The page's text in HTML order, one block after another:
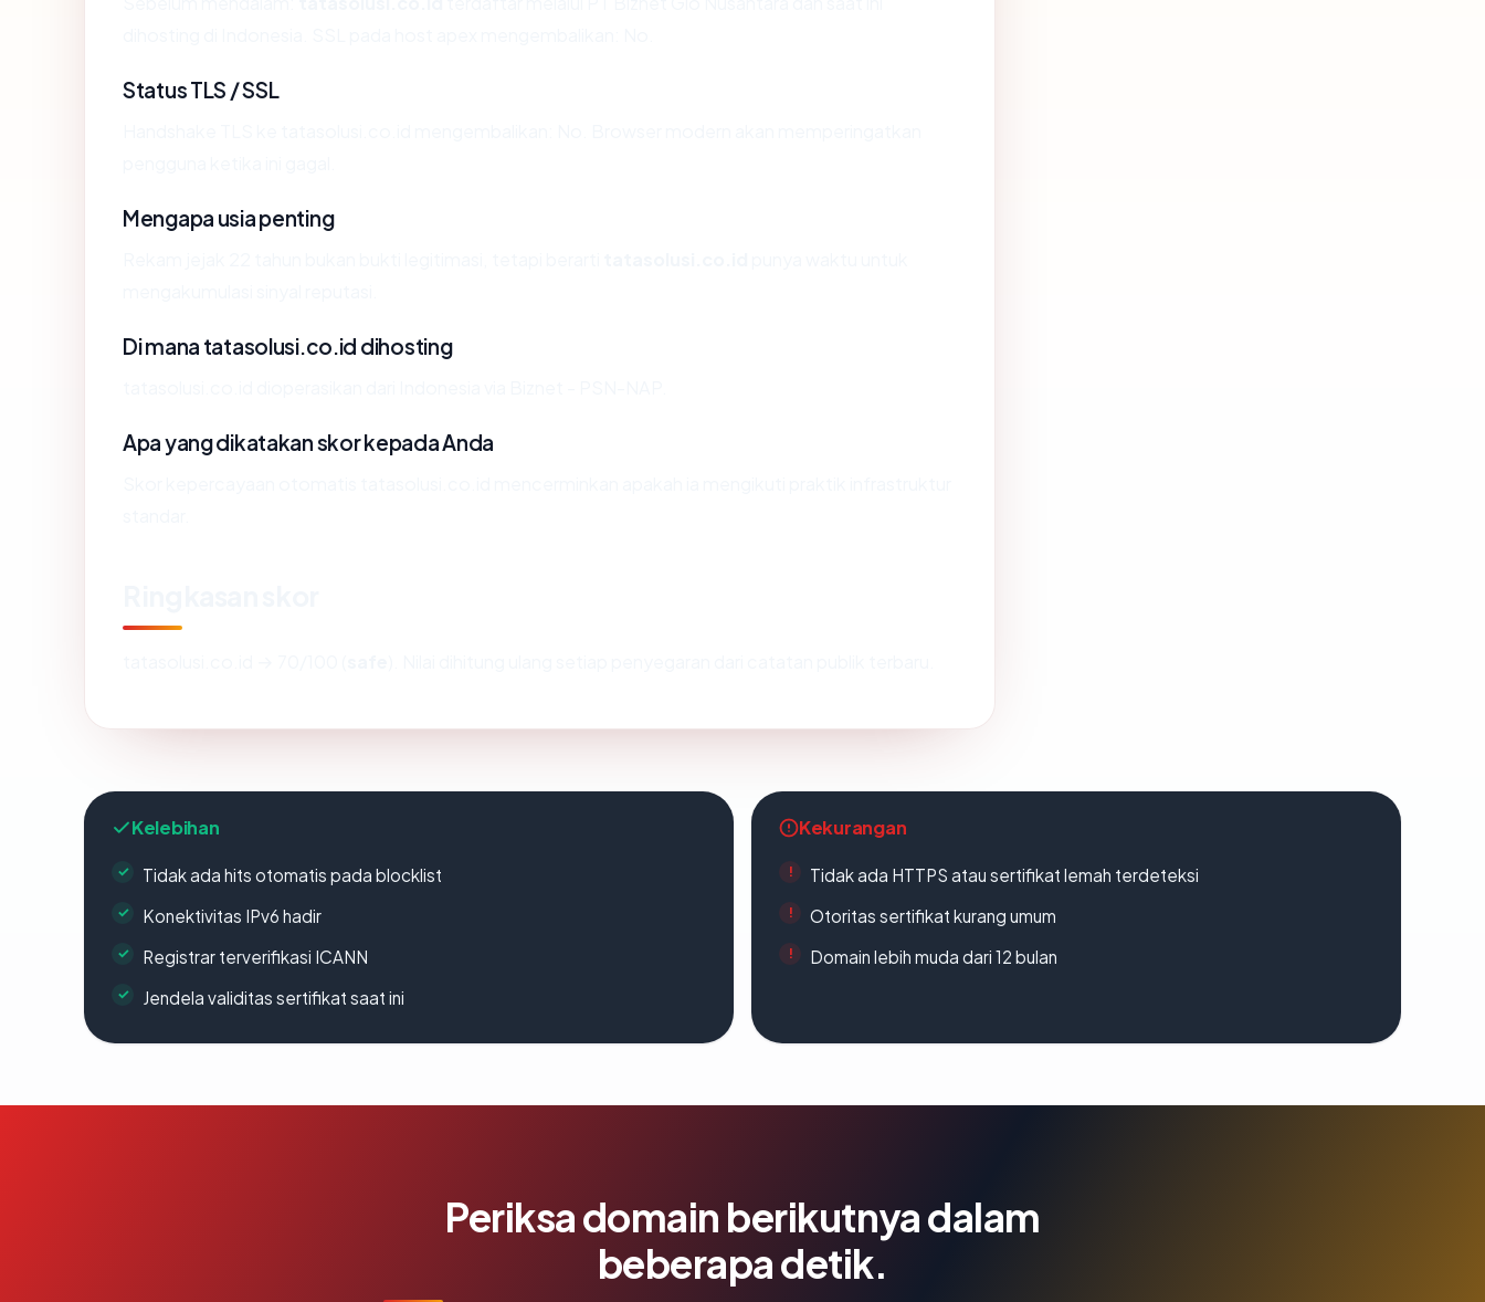
Status TLS / SSL
Mengapa usia penting
Di mana tatasolusi.co.id dihosting
Apa yang dikatakan skor kepada Anda
Kelebihan
Tidak ada hits otomatis pada blocklist
Konektivitas IPv6 hadir
Registrar terverifikasi ICANN
Jendela validitas sertifikat saat ini
Kekurangan
Tidak ada HTTPS atau sertifikat lemah terdeteksi
Otoritas sertifikat kurang umum
Domain lebih muda dari 12 bulan
Periksa domain berikutnya dalam
beberapa detik.